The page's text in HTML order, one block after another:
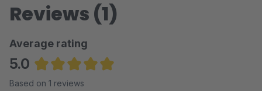
Reviews (1)
Average rating
5.0
Average rating of 5 out of 5 stars
Based on 1 reviews